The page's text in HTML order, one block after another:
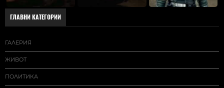
ГЛАВНИ КАТЕГОРИИ
ГАЛЕРИЯ
ЖИВОТ
ПОЛИТИКА